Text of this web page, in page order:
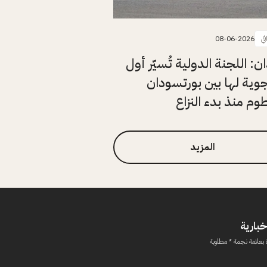
08-06-2026
اللجنة الدولية تُسيّر أول
لها بين بورتسودان
منذ بدء النزاع
المزيد
بعلامة نجمة * مطلوبة